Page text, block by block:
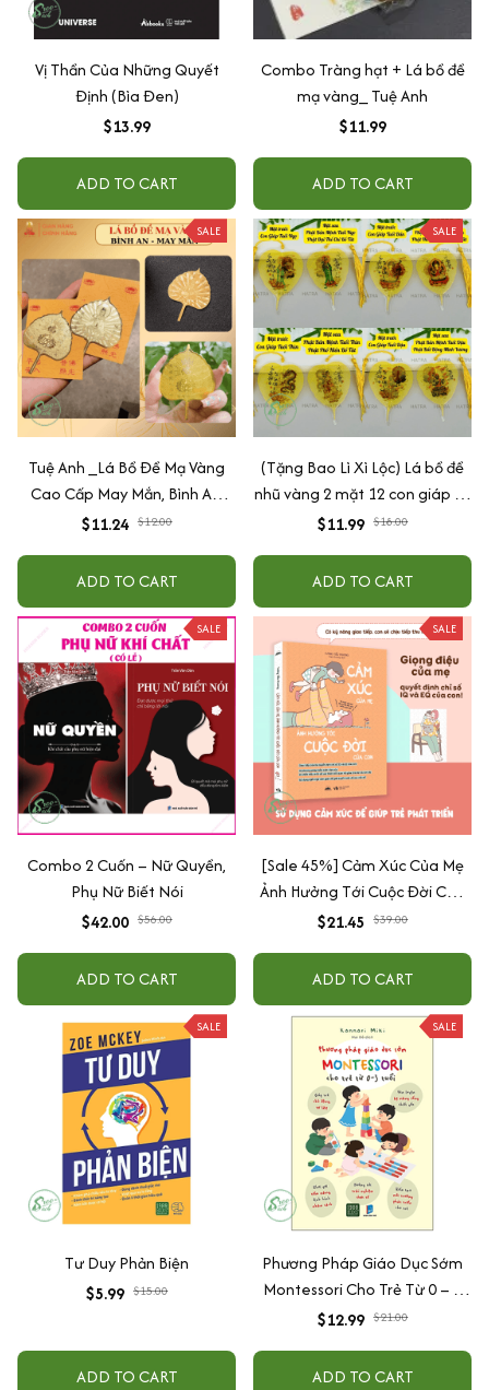
Vị Thần Của Những Quyết
Định (Bìa Đen)
$13.99
ADD TO CART
Combo Tràng hạt + Lá bồ đề
mạ vàng_ Tuệ Anh
$11.99
ADD TO CART
SALE
Tuệ Anh _Lá Bồ Đề Mạ Vàng
Cao Cấp May Mắn, Bình An,
Chiêu Tài Lộc
$11.24 $12.00
ADD TO CART
SALE
(Tặng Bao Lì Xì Lộc) Lá bồ đề
nhũ vàng 2 mặt 12 con giáp và
phật bản mệnh, để ốp lưng
quang
$11.99 $18.00
ADD TO CART
SALE
Combo 2 Cuốn – Nữ Quyền,
Phụ Nữ Biết Nói
$42.00 $56.00
ADD TO CART
SALE
[Sale 45%] Cảm Xúc Của Mẹ
Ảnh Hưởng Tới Cuộc Đời Của
Con
$21.45 $39.00
ADD TO CART
SALE
Tư Duy Phản Biện
$5.99 $15.00
ADD TO CART
SALE
Phương Pháp Giáo Dục Sớm
Montessori Cho Trẻ Từ 0 – 3
Tuổi
$12.99 $21.00
ADD TO CART